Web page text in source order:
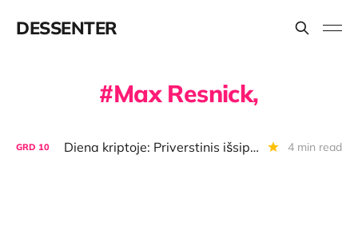
DESSENTER
Max Resnick,
GRD 10 Diena kriptoje: Priverstinis išsipardavimas, kvantinė "Google" naujiena apie nieką, BTC rezervas Rusijoje 4 min read